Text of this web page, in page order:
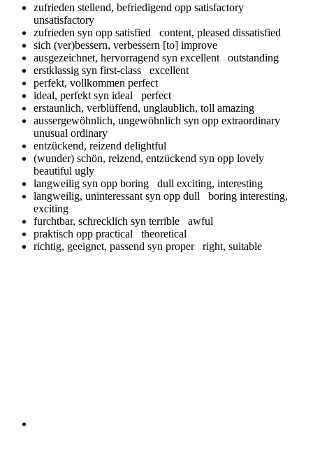
zufrieden stellend, befriedigend opp satisfactory
unsatisfactory
zufrieden syn opp satisfied content, pleased dissatisfied
sich (ver)bessern, verbessern [to] improve
ausgezeichnet, hervorragend syn excellent outstanding
erstklassig syn first-class excellent
perfekt, vollkommen perfect
ideal, perfekt syn ideal perfect
erstaunlich, verblüffend, unglaublich, toll amazing
aussergewöhnlich, ungewöhnlich syn opp extraordinary
unusual ordinary
entzückend, reizend delightful
(wunder) schön, reizend, entzückend syn opp lovely
beautiful ugly
langweilig syn opp boring dull exciting, interesting
langweilig, uninteressant syn opp dull boring interesting,
exciting
furchtbar, schrecklich syn terrible awful
praktisch opp practical theoretical
richtig, geeignet, passend syn proper right, suitable